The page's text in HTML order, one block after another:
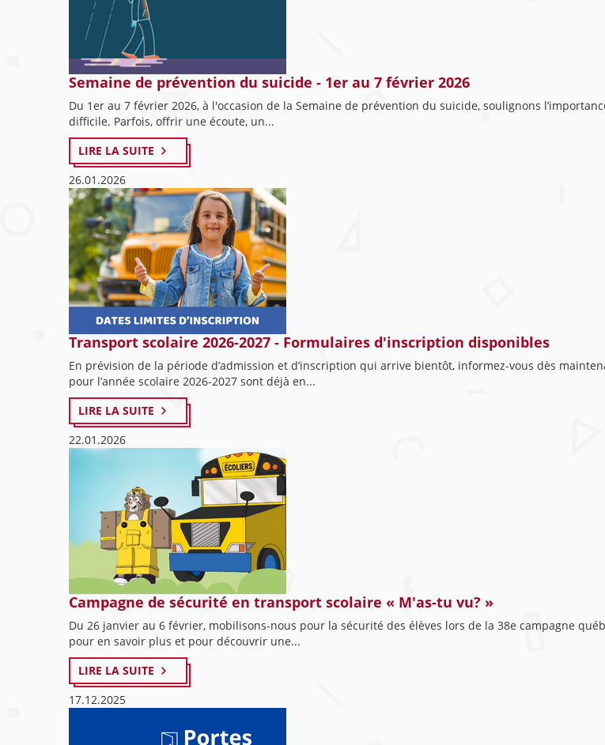
Semaine de prévention du suicide - 1er au 7 février 2026
Du 1er au 7 février 2026, à l'occasion de la Semaine de prévention du suicide, soulignons
difficile. Parfois, offrir une écoute, un...
LIRE LA SUITE
26.01.2026
Transport scolaire 2026-2027 - Formulaires d'inscription disponibles
En prévision de la période d’admission et d’inscription qui arrive bientôt, informez-vous dès
pour l’année scolaire 2026-2027 sont déjà en...
LIRE LA SUITE
22.01.2026
Campagne de sécurité en transport scolaire « M'as-tu vu? »
Du 26 janvier au 6 février, mobilisons-nous pour la sécurité des élèves lors de la 38e campagne
pour en savoir plus et pour découvrir une...
LIRE LA SUITE
17.12.2025